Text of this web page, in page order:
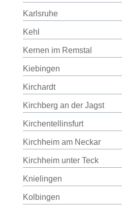
Karlsruhe
Kehl
Kernen im Remstal
Kiebingen
Kirchardt
Kirchberg an der Jagst
Kirchentellinsfurt
Kirchheim am Neckar
Kirchheim unter Teck
Knielingen
Kolbingen